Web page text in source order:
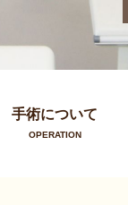
手術について
OPERATION